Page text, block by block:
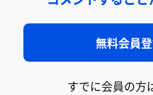
無料会員
すでに会員の方